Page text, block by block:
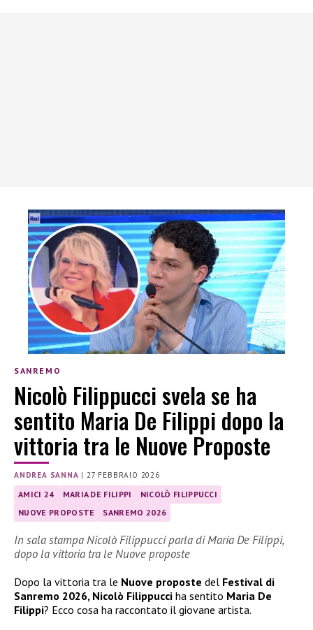
SANREMO
Nicolò Filippucci svela se ha
sentito Maria De Filippi dopo la
vittoria tra le Nuove Proposte
ANDREA SANNA | 27 FEBBRAIO 2026
AMICI 24 MARIA DE FILIPPI
NICOLÒ FILIPPUCCI
NUOVE PROPOSTE
SANREMO 2026
In sala stampa Nicolò Filippucci parla di Maria De Filippi,
dopo la vittoria tra le Nuove proposte
Dopo la vittoria tra le Nuove proposte del Festival di
Sanremo 2026, Nicolò Filippucci ha sentito Maria De
Filippi? Ecco cosa ha raccontato il giovane artista.